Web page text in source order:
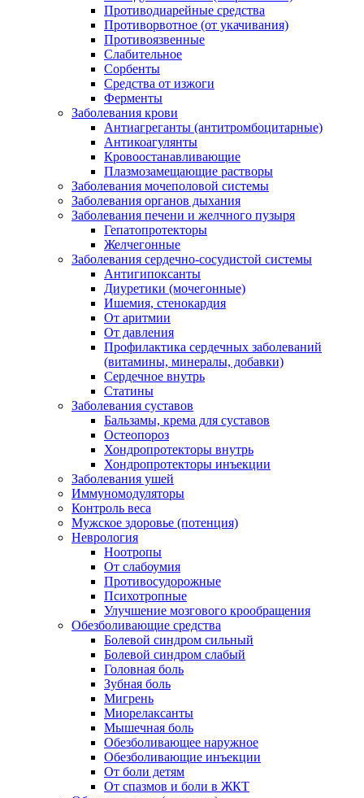
Противодиарейные средства
Противорвотное (от укачивания)
Противоязвенные
Слабительное
Сорбенты
Средства от изжоги
Ферменты
Заболевания крови
Антиагреганты (антитромбоцитарные)
Антикоагулянты
Кровоостанавливающие
Плазмозамещающие растворы
Заболевания мочеполовой системы
Заболевания органов дыхания
Заболевания печени и желчного пузыря
Гепатопротекторы
Желчегонные
Заболевания сердечно-сосудистой системы
Антигипоксанты
Диуретики (мочегонные)
Ишемия, стенокардия
От аритмии
От давления
Профилактика сердечных заболеваний
(витамины, минералы, добавки)
Сердечное внутрь
Статины
Заболевания суставов
Бальзамы, крема для суставов
Остеопороз
Хондропротекторы внутрь
Хондропротекторы инъекции
Заболевания ушей
Иммуномодуляторы
Контроль веса
Мужское здоровье (потенция)
Неврология
Ноотропы
От слабоумия
Противосудорожные
Психотропные
Улучшение мозгового крообращения
Обезболивающие средства
Болевой синдром сильный
Болевой синдром слабый
Головная боль
Зубная боль
Мигрень
Миорелаксанты
Мышечная боль
Обезболивающее наружное
Обезболивающие инъекции
От боли детям
От спазмов и боли в ЖКТ